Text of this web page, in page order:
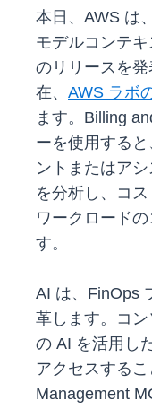
本日、AWS は
モデルコンテ
のリリースを
在、 AWS ラボ
ます。Billing
ーを使用する
ントまたはア
を分析し、コ
ワークロード
す。
AI は、FinOps
革します。コ
の AI を活用し
アクセスする
Management